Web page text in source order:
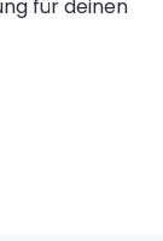
für deinen